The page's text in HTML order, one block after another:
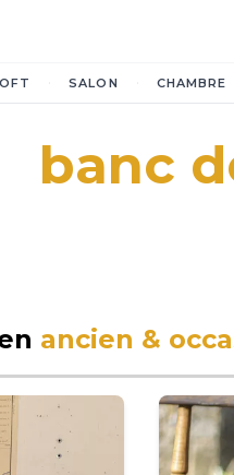
SALON CHAMBRE
banc
ancien &